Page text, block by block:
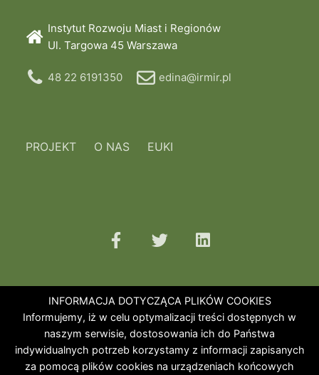
Instytut Rozwoju Miast i Regionów
Ul. Targowa 45 Warszawa
48 22 6191350 edina@irmir.pl
PROJEKT O NAS EUKI
INFORMACJA DOTYCZĄCA PLIKÓW COOKIES
Informujemy, iż w celu optymalizacji treści dostępnych w
naszym serwisie, dostosowania ich do Państwa
indywidualnych potrzeb korzystamy z informacji zapisanych
za pomocą plików cookies na urządzeniach końcowych